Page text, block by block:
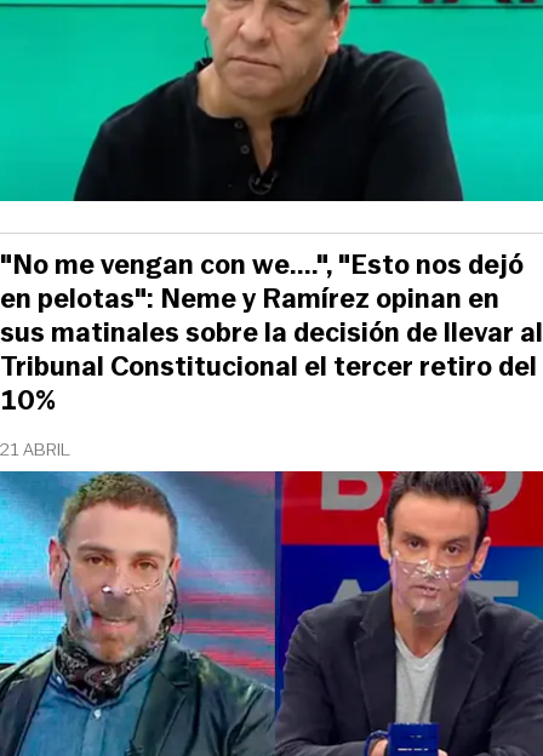
21 ABRIL
"No me vengan con we....", "Esto nos dejó
en pelotas": Neme y Ramírez opinan en
sus matinales sobre la decisión de llevar al
Tribunal Constitucional el tercer retiro del
10%